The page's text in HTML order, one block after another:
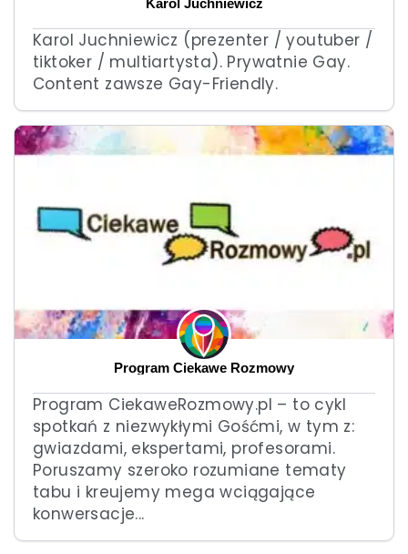
Karol Juchniewicz
Karol Juchniewicz (prezenter / youtuber /
tiktoker / multiartysta). Prywatnie Gay.
Content zawsze Gay-Friendly.
Program Ciekawe Rozmowy
Program CiekaweRozmowy.pl – to cykl
spotkań z niezwykłymi Gośćmi, w tym z:
gwiazdami, ekspertami, profesorami.
Poruszamy szeroko rozumiane tematy
tabu i kreujemy mega wciągające
konwersacje...